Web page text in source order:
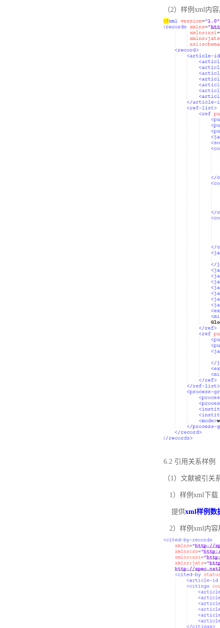
（2）样例xml内
6.2 引用关系样例
（1）文献被引关
1）样例xml下载
提供xml样例数
2）样例xml内容